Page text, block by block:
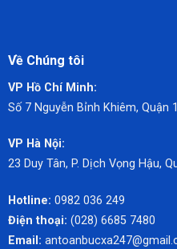
Về Chúng tôi
VP Hồ Chí Minh:
Số 7 Nguyễn Bỉnh Khiêm, Quận
VP Hà Nội:
23 Duy Tân, P. Dịch Vọng Hậu,
Hotline: 0982 036 249
Điện thoại: (028) 6685 7480
Email: